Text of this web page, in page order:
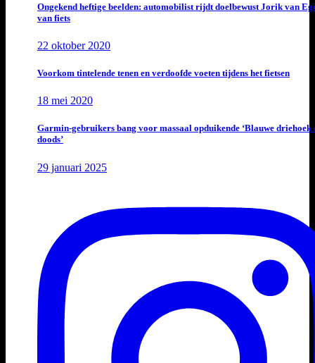
Ongekend heftige beelden: automobilist rijdt doelbewust Jorik van
van fiets
22 oktober 2020
Voorkom tintelende tenen en verdoofde voeten tijdens het fietsen
18 mei 2020
Garmin-gebruikers bang voor massaal opduikende ‘Blauwe driehoek
doods’
29 januari 2025